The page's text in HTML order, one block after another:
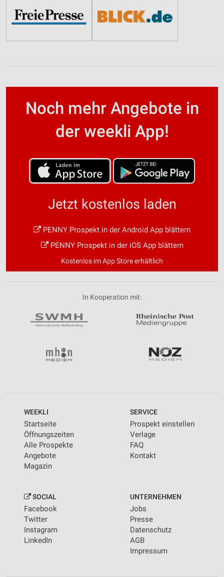
Noch mehr Angebote in
der weekli App!
Jetzt kostenlos laden
PENNY Prospekt in der Android App blättern
PENNY Prospekt in der iOS App blättern
Kostenlos im App Store erhältlich
In Kooperation mit:
WEEKLI
Startseite
Öffnungszeiten
Alle Prospekte
Angebote
Magazin
SERVICE
Prospekt einstellen
Verlage
FAQ
Kontakt
SOCIAL
Facebook
Twitter
Instagram
LinkedIn
UNTERNEHMEN
Jobs
Presse
Datenschutz
AGB
Impressum